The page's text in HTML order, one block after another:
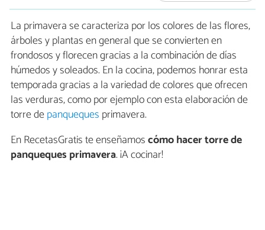
La primavera se caracteriza por los colores de las flores,
árboles y plantas en general que se convierten en
frondosos y florecen gracias a la combinación de días
húmedos y soleados. En la cocina, podemos honrar esta
temporada gracias a la variedad de colores que ofrecen
las verduras, como por ejemplo con esta elaboración de
torre depanqueques primavera.
En RecetasGratis te enseñamoscómo hacer torre de
panqueques primavera. ¡A cocinar!